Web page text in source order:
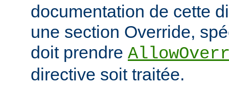
documentation de cette
une section Override,
doit prendre
directive soit traitée.